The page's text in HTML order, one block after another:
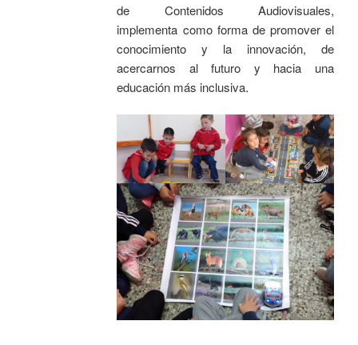
de Contenidos Audiovisuales,
implementa como forma de promover el
conocimiento y la innovación, de
acercarnos al futuro y hacia una
educación más inclusiva.